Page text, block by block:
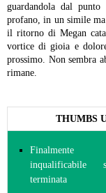
guardandola dal
profano, in un simile
il ritorno di Megan
vortice di gioia e
prossimo. Non sembra
rimane.
THUMBS
inqualificabile
terminata